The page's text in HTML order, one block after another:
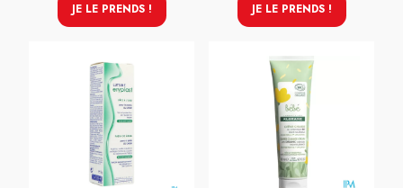
JE LE PRENDS ! JE LE PRENDS !